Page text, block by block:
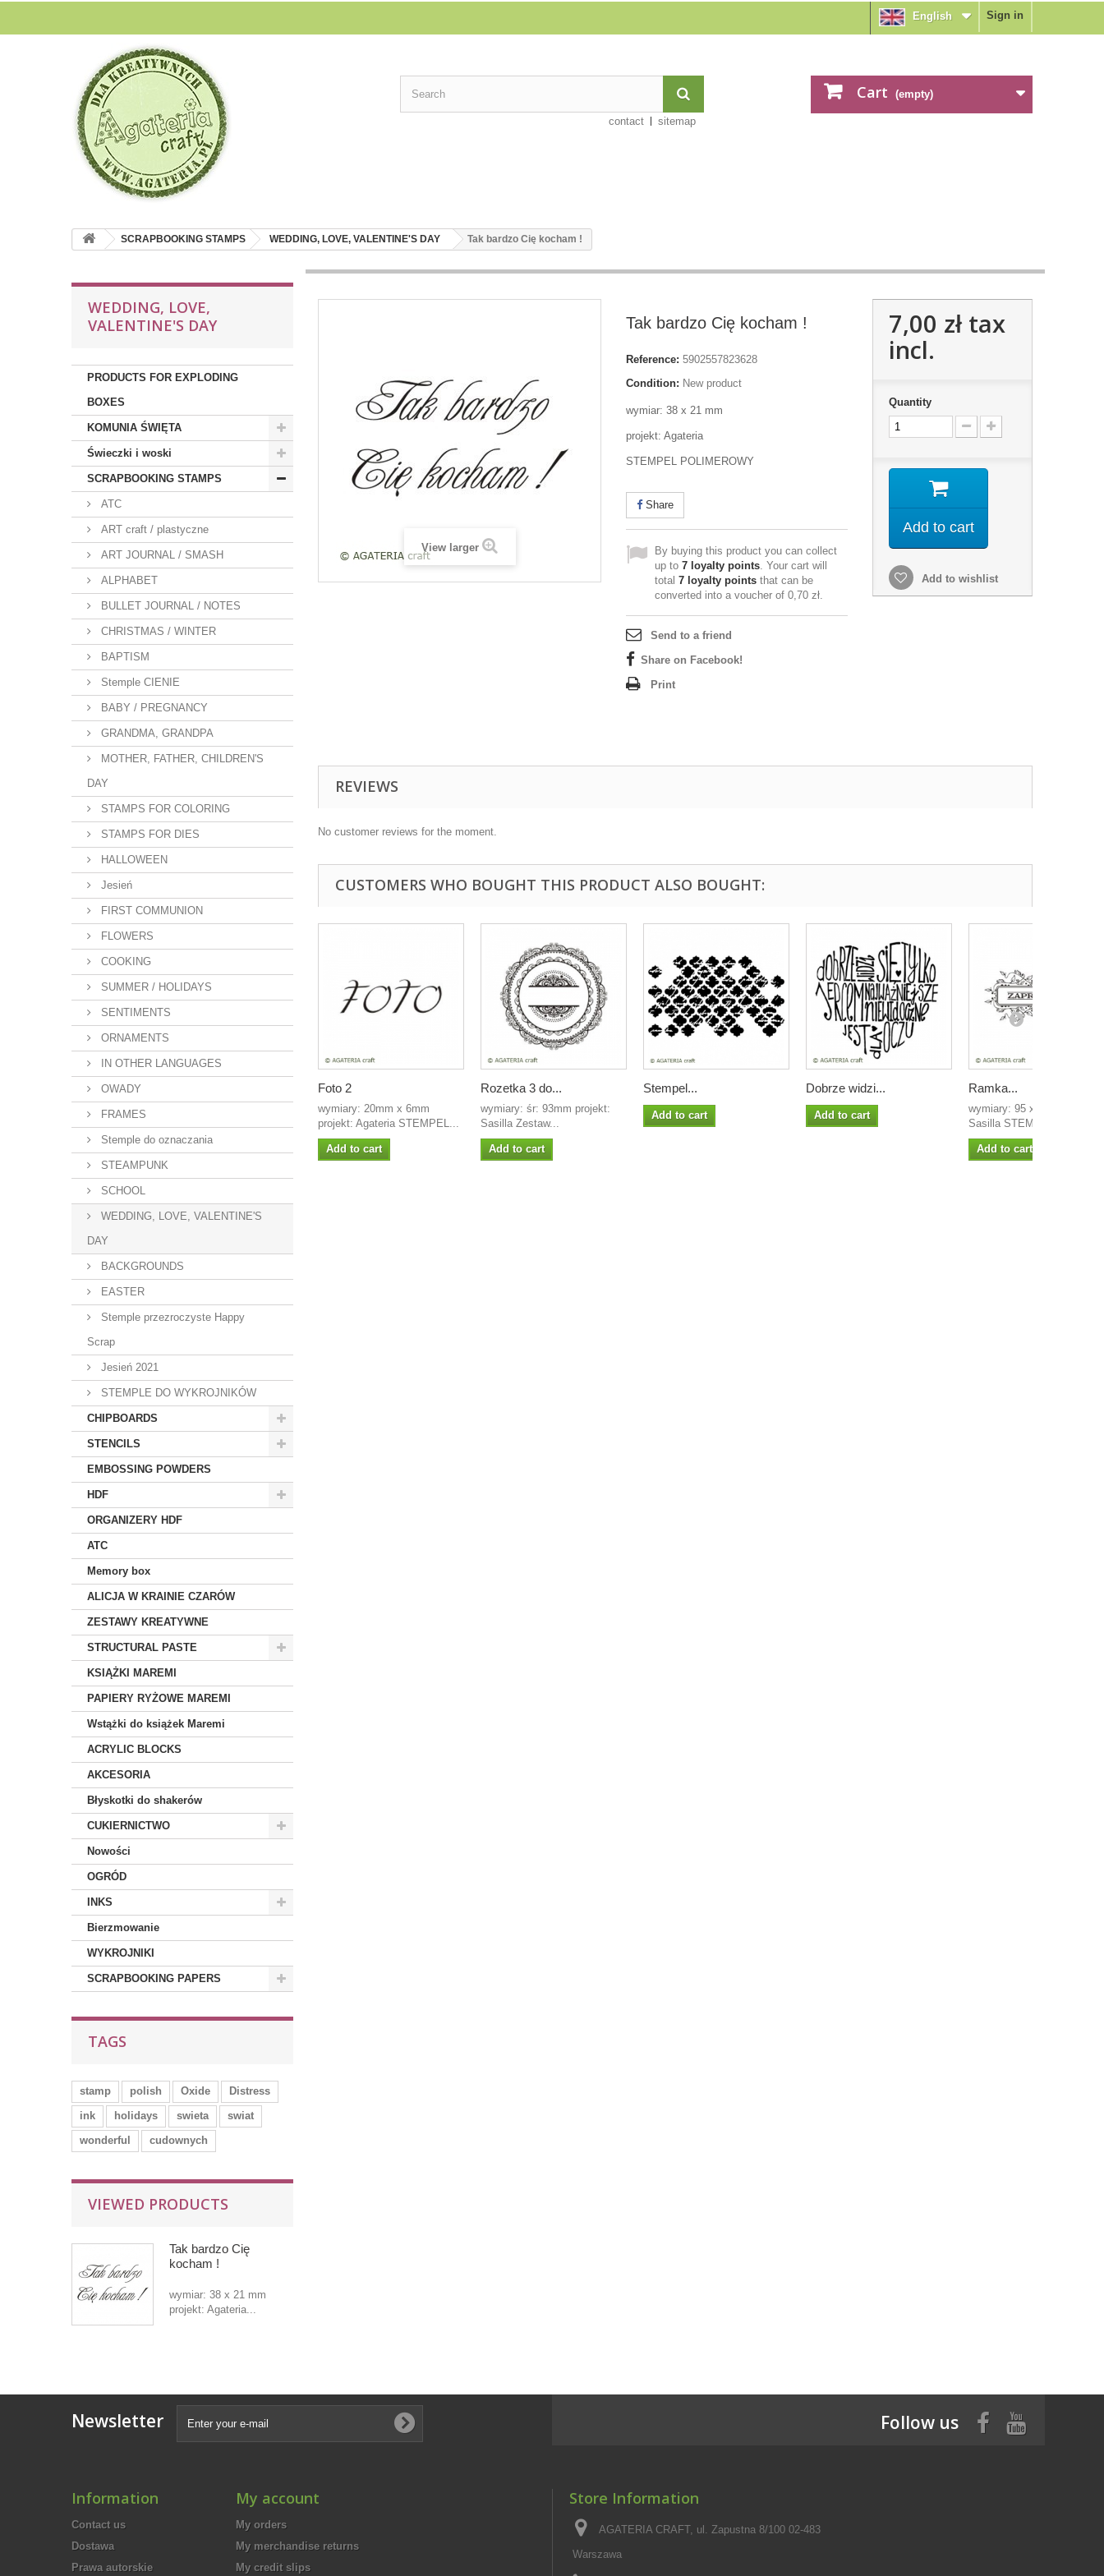
Sign in
English
Cart (empty)
contact sitemap
SCRAPBOOKING STAMPS WEDDING, LOVE, VALENTINE'S DAY Tak bardzo Cię kocham !
WEDDING, LOVE,
VALENTINE'S DAY
PRODUCTS FOR EXPLODING
BOXES
KOMUNIA ŚWIĘTA
Świeczki i woski
SCRAPBOOKING STAMPS
ATC
ART craft / plastyczne
ART JOURNAL / SMASH
ALPHABET
BULLET JOURNAL / NOTES
CHRISTMAS / WINTER
BAPTISM
Stemple CIENIE
BABY / PREGNANCY
GRANDMA, GRANDPA
MOTHER, FATHER, CHILDREN'S
DAY
STAMPS FOR COLORING
STAMPS FOR DIES
HALLOWEEN
Jesień
FIRST COMMUNION
FLOWERS
COOKING
SUMMER / HOLIDAYS
SENTIMENTS
ORNAMENTS
IN OTHER LANGUAGES
OWADY
FRAMES
Stemple do oznaczania
STEAMPUNK
SCHOOL
WEDDING, LOVE, VALENTINE'S
DAY
BACKGROUNDS
EASTER
Stemple przezroczyste Happy
Scrap
Jesień 2021
STEMPLE DO WYKROJNIKÓW
CHIPBOARDS
STENCILS
EMBOSSING POWDERS
HDF
ORGANIZERY HDF
ATC
Memory box
ALICJA W KRAINIE CZARÓW
ZESTAWY KREATYWNE
STRUCTURAL PASTE
KSIĄŻKI MAREMI
PAPIERY RYŻOWE MAREMI
Wstążki do książek Maremi
ACRYLIC BLOCKS
AKCESORIA
Błyskotki do shakerów
CUKIERNICTWO
Nowości
OGRÓD
INKS
Bierzmowanie
WYKROJNIKI
SCRAPBOOKING PAPERS
TAGS
stamp polish Oxide
Distress
ink
holidays swieta
swiat
wonderful
cudownych
VIEWED PRODUCTS
Tak bardzo Cię
kocham !
wymiar: 38 x 21 mm
projekt: Agateria...
View larger
Tak bardzo Cię kocham !
Reference: 5902557823628
Condition: New product
wymiar: 38 x 21 mm
projekt: Agateria
STEMPEL POLIMEROWY
Share
By buying this product you can collect
up to 7 loyalty points. Your cart will
total 7 loyalty points that can be
converted into a voucher of 0,70 zł.
Send to a friend
Share on Facebook!
Print
7,00 złtax
incl.
Quantity
Add to cart
Add to wishlist
REVIEWS
No customer reviews for the moment.
CUSTOMERS WHO BOUGHT THIS PRODUCT ALSO BOUGHT:
Foto 2
wymiary: 20mm x 6mm
projekt: Agateria STEMPEL...
Add to cart
Rozetka 3 do...
wymiary: śr: 93mm projekt:
Sasilla Zestaw...
Add to cart
Stempel...
Add to cart
Dobrze widzi...
Add to cart
Ramka...
wymiary: 95 x 44 mm
Sasilla STEMPEL...
Add to cart
Newsletter Follow us
Information
Contact us
Dostawa
Prawa autorskie
My account
My orders
My merchandise returns
My credit slips
Store Information
AGATERIA CRAFT, ul. Zapustna 8/100 02-483
Warszawa